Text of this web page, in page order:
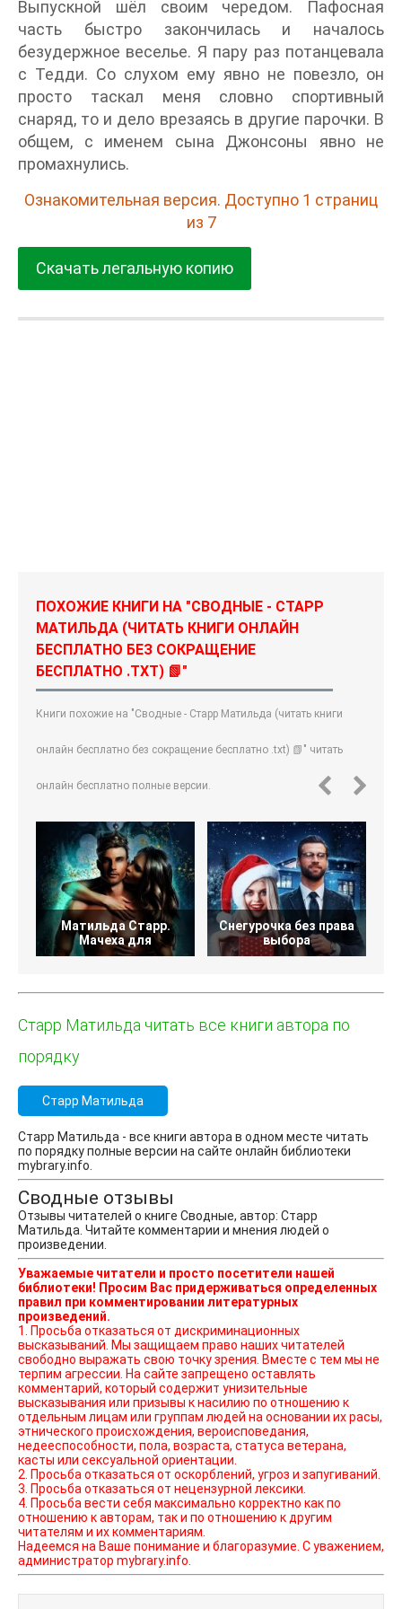
Выпускной шёл своим чередом. Пафосная
часть быстро закончилась и началось
безудержное веселье. Я пару раз потанцевала
с Тедди. Со слухом ему явно не повезло, он
просто таскал меня словно спортивный
снаряд, то и дело врезаясь в другие парочки. В
общем, с именем сына Джонсоны явно не
промахнулись.
Ознакомительная версия. Доступно 1 страниц
из 7
Скачать легальную копию
ПОХОЖИЕ КНИГИ НА "СВОДНЫЕ - СТАРР
МАТИЛЬДА (ЧИТАТЬ КНИГИ ОНЛАЙН
БЕСПЛАТНО БЕЗ СОКРАЩЕНИЕ
БЕСПЛАТНО .TXT) 📗"
Книги похожие на "Сводные - Старр Матильда (читать книги
онлайн бесплатно без сокращение бесплатно .txt) 📗" читать
онлайн бесплатно полные версии.
Матильда Старр.
Мачеха для
Снегурочка без права
выбора
Старр Матильда читать все книги автора по
порядку
Старр Матильда
Старр Матильда - все книги автора в одном месте читать
по порядку полные версии на сайте онлайн библиотеки
mybrary.info.
Сводные отзывы
Отзывы читателей о книге Сводные, автор: Старр
Матильда. Читайте комментарии и мнения людей о
произведении.
Уважаемые читатели и просто посетители нашей
библиотеки! Просим Вас придерживаться определенных
правил при комментировании литературных
произведений.
1. Просьба отказаться от дискриминационных
высказываний. Мы защищаем право наших читателей
свободно выражать свою точку зрения. Вместе с тем мы не
терпим агрессии. На сайте запрещено оставлять
комментарий, который содержит унизительные
высказывания или призывы к насилию по отношению к
отдельным лицам или группам людей на основании их расы,
этнического происхождения, вероисповедания,
недееспособности, пола, возраста, статуса ветерана,
касты или сексуальной ориентации.
2. Просьба отказаться от оскорблений, угроз и запугиваний.
3. Просьба отказаться от нецензурной лексики.
4. Просьба вести себя максимально корректно как по
отношению к авторам, так и по отношению к другим
читателям и их комментариям.
Надеемся на Ваше понимание и благоразумие. С уважением,
администратор mybrary.info.